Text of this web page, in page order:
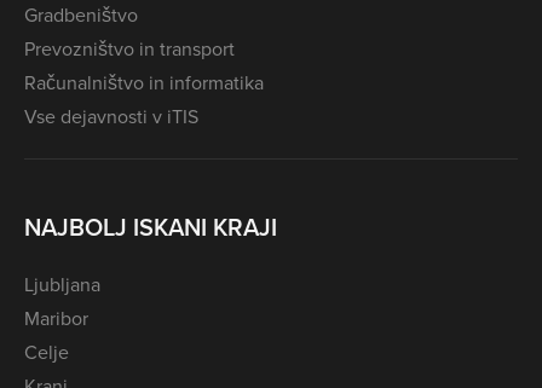
Gradbeništvo
Prevozništvo in transport
Računalništvo in informatika
Vse dejavnosti v iTIS
NAJBOLJ ISKANI KRAJI
Ljubljana
Maribor
Celje